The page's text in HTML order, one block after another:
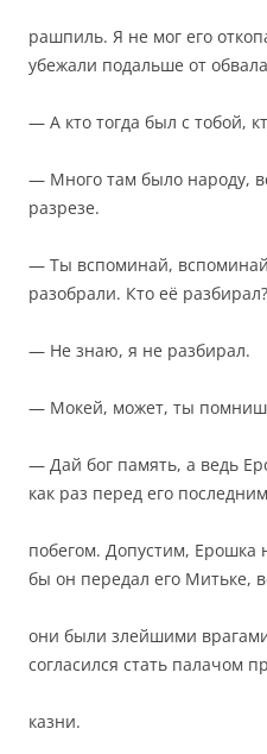
рашпиль. Я не мог его
убежали подальше от
— А кто тогда был с тобой,
— Много там было народу,
разрезе.
— Ты вспоминай,
разобрали. Кто её разбирал?
— Не знаю, я не разбирал.
— Мокей, может, ты
— Дай бог память, а ведь
как раз перед его последним
побегом. Допустим,
бы он передал его Митьке,
они были злейшими
согласился стать палачом
казни.